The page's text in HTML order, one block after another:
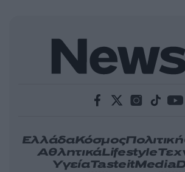
ΕλλάδαΚόσμοςΠολιτική
ΑθλητικάLifestyle
ΥγείαTasteitMedia